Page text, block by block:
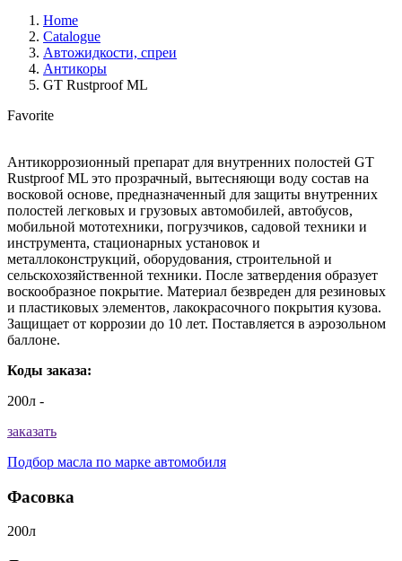
Home
Catalogue
Автожидкости, спреи
Антикоры
GT Rustproof ML
Favorite
Антикоррозионный препарат для внутренних полостей GT
Rustproof ML это прозрачный, вытесняющи воду состав на
восковой основе, предназначенный для защиты внутренних
полостей легковых и грузовых автомобилей, автобусов,
мобильной мототехники, погрузчиков, садовой техники и
инструмента, стационарных установок и
металлоконструкций, оборудования, строительной и
сельскохозяйственной техники. После затвердения образует
воскообразное покрытие. Материал безвреден для резиновых
и пластиковых элементов, лакокрасочного покрытия кузова.
Защищает от коррозии до 10 лет. Поставляется в аэрозольном
баллоне.
Коды заказа:
200л -
заказать
Подбор масла по марке автомобиля
Фасовка
200л